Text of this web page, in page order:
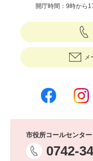
開庁時間：9時から
メ
市役所コールセンター
0742-